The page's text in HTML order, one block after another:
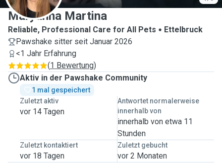
Maryanna Martina
Reliable, Professional Care for All Pets
Ettelbruck
Pawshake sitter seit Januar 2026
<1 Jahr Erfahrung
(1 Bewertung)
Aktiv in der Pawshake Community
1 mal gespeichert
Zuletzt aktiv
vor 14 Tagen
Antwortet normalerweise
innerhalb von
innerhalb von etwa 11
Stunden
Zuletzt kontaktiert
vor 18 Tagen
Zuletzt gebucht
vor 2 Monaten